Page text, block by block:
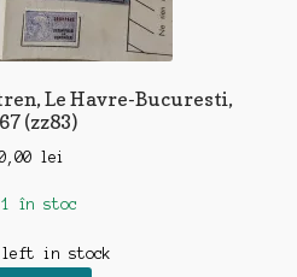
Le Havre-Bucuresti,
(zz83)
lei
1 în stoc
left in stock